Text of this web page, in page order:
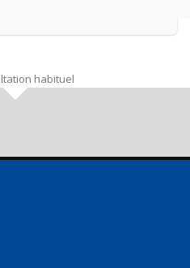
habituel